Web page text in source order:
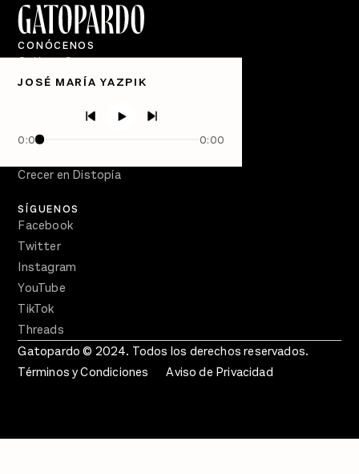
JOSÉ MARÍA YAZPIK
0:00 0:00
CONÓCENOS
Quiénes Somos
Directorio
Semanario Gatopardo
Crecer en Distopía
SÍGUENOS
Facebook
Twitter
Instagram
YouTube
TikTok
Threads
Gatopardo © 2024. Todos los derechos reservados.
Términos y Condiciones
Aviso de Privacidad